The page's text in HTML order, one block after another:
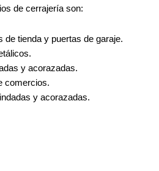
cerrajería son:
de tienda y puertas de garaje.
y acorazadas.
comercios.
y acorazadas.